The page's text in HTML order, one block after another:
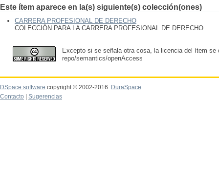
Este ítem aparece en la(s) siguiente(s) colección(ones)
CARRERA PROFESIONAL DE DERECHO
COLECCIÓN PARA LA CARRERA PROFESIONAL DE DERECHO
Excepto si se señala otra cosa, la licencia del ítem se
repo/semantics/openAccess
DSpace software copyright © 2002-2016
DuraSpace
Contacto
Sugerencias